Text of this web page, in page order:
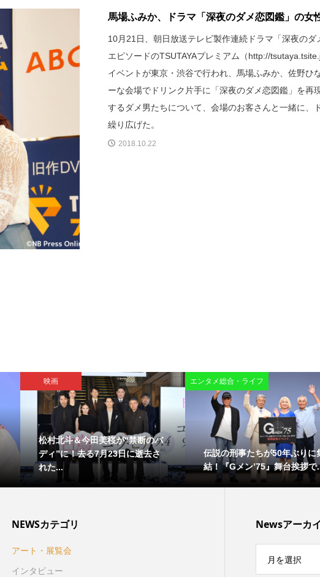
馬場ふみか、ドラマ「深夜のダメ恋図鑑」の女
10月21日、朝日放送テレビ製作連続ドラマ「深夜の
エピソードのTSUTAYAプレミアム（http://
イベントが東京・渋谷で行われ、馬場ふみか、佐野ひ
ーな会場でドリンク片手に「深夜のダメ恋図鑑」を再
するダメ男たちについて、会場のお客さんと一緒に、
繰り広げた。
2018.10.22
映画
松村北斗＆今田美桜が“禁断のバ
ディ”に！去る7月23日に逝去さ
れた...
エンタメ総合・ライフ
伝説の刑事たちが50年ぶりに
結！『Gメン’75』舞台挨拶で
NEWSカテゴリ
アート・展覧会
インタビュー
Newsアーカ
月を選択